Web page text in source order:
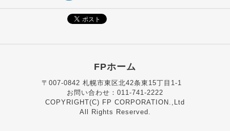
FPホーム
〒007-0842 札幌市東区北42条東15丁目1-1
お問い合わせ：011-741-2222
COPYRIGHT(C) FP CORPORATION.,Ltd
All Rights Reserved.